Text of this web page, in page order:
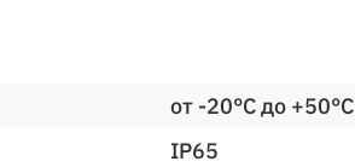
от -20°C до +50°C
IP65